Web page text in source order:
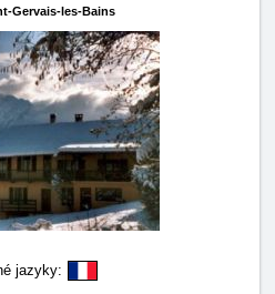
Gervais-les-Bains
jazyky: